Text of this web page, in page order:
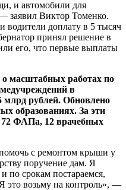
и автомобили для
заявил Виктор Томенко.
водители доплату в 5 тысяч
принял решение в
его, что первые выплаты
масштабных работах по
в
млрд рублей. Обновлено
образованиях. За эти
72 ФАПа, 12 врачебных
с ремонтом крыши у
поручение дам. Я
по срокам постараемся,
это возьму на контроль», —